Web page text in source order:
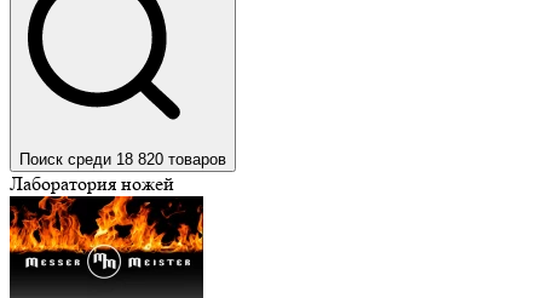
Поиск среди 18 820 товаров
Лаборатория ножей